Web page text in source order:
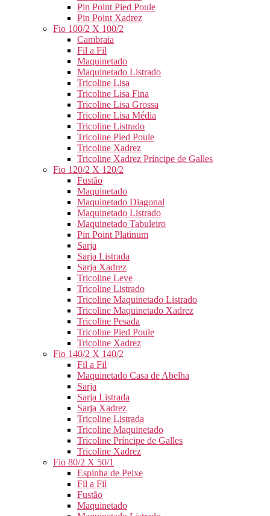
Pin Point Pied Poule
Pin Point Xadrez
Fio 100/2 X 100/2
Cambraia
Fil a Fil
Maquinetado
Maquinetado Listrado
Tricoline Lisa
Tricoline Lisa Fina
Tricoline Lisa Grossa
Tricoline Lisa Média
Tricoline Listrado
Tricoline Pied Poule
Tricoline Xadrez
Tricoline Xadrez Príncipe de Galles
Fio 120/2 X 120/2
Fustão
Maquinetado
Maquinetado Diagonal
Maquinetado Listrado
Maquinetado Tabuleiro
Pin Point Platinum
Sarja
Sarja Listrada
Sarja Xadrez
Tricoline Leve
Tricoline Listrado
Tricoline Maquinetado Listrado
Tricoline Maquinetado Xadrez
Tricoline Pesada
Tricoline Pied Poule
Tricoline Xadrez
Fio 140/2 X 140/2
Fil a Fil
Maquinetado Casa de Abelha
Sarja
Sarja Listrada
Sarja Xadrez
Tricoline Listrada
Tricoline Maquinetado
Tricoline Príncipe de Galles
Tricoline Xadrez
Fio 80/2 X 50/1
Espinha de Peixe
Fil a Fil
Fustão
Maquinetado